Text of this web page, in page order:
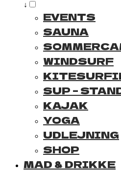
↓
EVENTS
SAUNA
WINDSURF
SUP –
KAJAK
YOGA
UDLEJNING
SHOP
MAD & DRIKKE